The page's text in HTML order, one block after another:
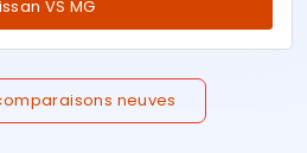
VS MG
neuves